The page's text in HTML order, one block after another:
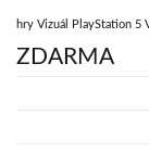
hry Vizuál PlayStation 5
ZDARMA